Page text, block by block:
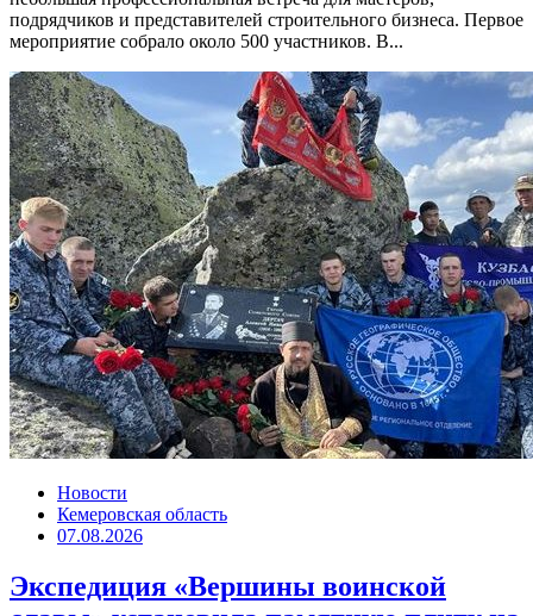
подрядчиков и представителей строительного бизнеса. Первое
мероприятие собрало около 500 участников. В...
Новости
Кемеровская область
07.08.2026
Экспедиция «Вершины воинской